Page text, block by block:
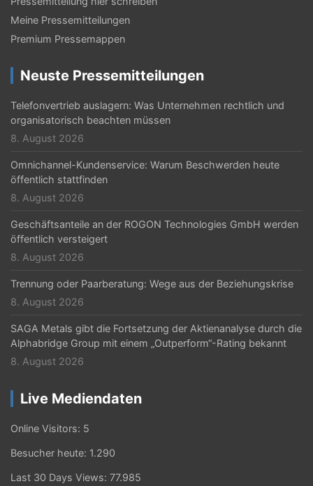
Meine Pressemitteilungen
Premium Pressemappen
Neuste Pressemitteilungen
Telefonvertrieb auslagern: Was Unternehmen rechtlich und
organisatorisch beachten müssen
8. August 2026
Omnichannel-Kundenservice: Warum Beschwerden heute
öffentlich stattfinden
8. August 2026
Geschäftsanteile an der ROGON Technologies GmbH werden
öffentlich versteigert
8. August 2026
Trennung oder Paarberatung: Wege aus der Beziehungskrise
8. August 2026
SAGA Metals gibt die Fortsetzung der Aktienanalyse durch die
Alphabridge Group mit einem „Outperform“-Rating bekannt
8. August 2026
Live Mediendaten
Online Visitors: 5
Besucher heute: 1.290
Last 30 Days Views: 77.985